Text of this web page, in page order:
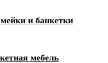
и банкетки
мебель